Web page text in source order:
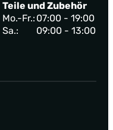
Teile und Zubehör
Mo.-Fr.: 07:00 - 19:00
Sa.:
09:00 - 13:00